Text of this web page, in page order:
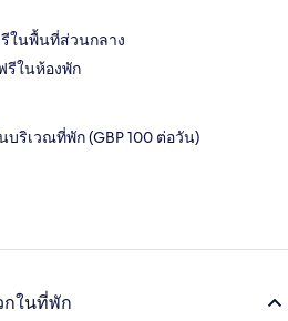
ในพื้นที่ส่วนกลาง
รีในห้องพัก
บริเวณที่พัก (GBP 100 ต่อวัน)
กในที่พัก